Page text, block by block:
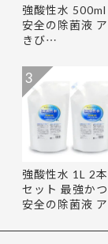
強酸性水
安全の除菌液 ア
きび…
強酸性水 1L 2本
セット 最強かつ
安全の除菌液 ア
3